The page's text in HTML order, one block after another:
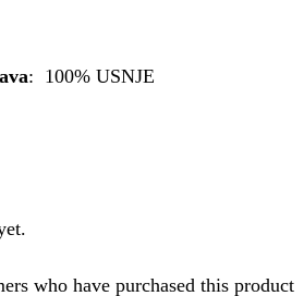
: 100% USNJE
who have purchased this product